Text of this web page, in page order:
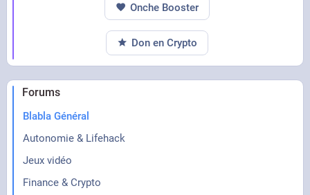
Forums
Blabla Général
Autonomie & Lifehack
Jeux vidéo
Finance & Crypto
Onche Booster
Don en Crypto